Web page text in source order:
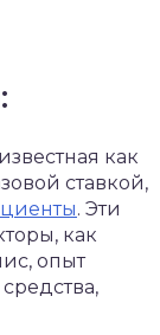
как
ставкой,
. Эти
как
опыт